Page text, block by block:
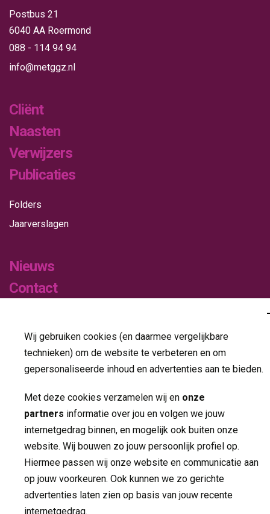
Wij gebruiken cookies (en daarmee vergelijkbare
technieken) om de website te verbeteren en om
gepersonaliseerde inhoud en advertenties aan te bieden.
Met deze cookies verzamelen wij en onze
partners informatie over jou en volgen we jouw
internetgedrag binnen, en mogelijk ook buiten onze
website. Wij bouwen zo jouw persoonlijk profiel op.
Hiermee passen wij onze website en communicatie aan
op jouw voorkeuren. Ook kunnen we zo gerichte
advertenties laten zien op basis van jouw recente
internetgedrag.
Postbus 21
6040 AA Roermond
088 - 114 94 94
info@metggz.nl
Cliënt
Naasten
Verwijzers
Publicaties
Folders
Jaarverslagen
Nieuws
Contact
Volg ons op
Privacy
Disclaimer
Made by ivengi